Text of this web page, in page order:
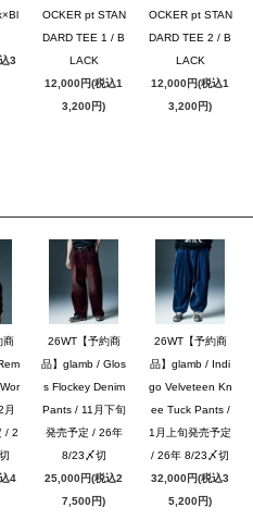
3
OCKER pt STAN
DARD TEE 1 / B
LACK
12,000円(税込1
3,200円)
OCKER pt STAN
DARD TEE 2 / B
LACK
12,000円(税込1
3,200円)
商
月
/ 2
4
26WT【予約商
品】glamb / Glos
s Flockey Denim
Pants / 11月下旬
発売予定 / 26年
8/23〆切
25,000円(税込2
7,500円)
26WT【予約商
品】glamb / Indi
go Velveteen Kn
ee Tuck Pants /
1月上旬発売予定
/ 26年 8/23〆切
32,000円(税込3
5,200円)